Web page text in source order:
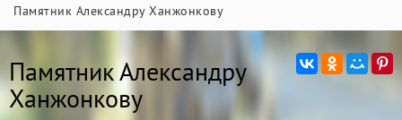
Памятник Александру Ханжонкову
Памятник Александру
Ханжонкову